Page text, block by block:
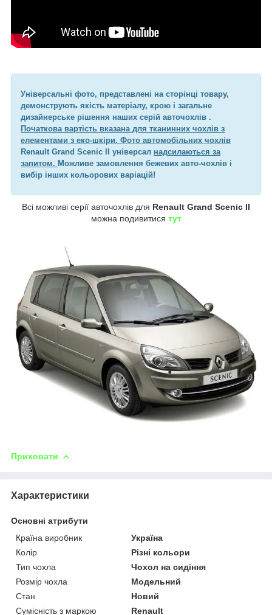
Універсальні фото, представлені на сторінці товару,
демонструють якість матеріалу, крою і загальне
дизайнерське рішення наших серій авточохлів .
Початкова вартість вказана для тканинних чохлів з
елементами з еко-шкіри. Фото автомобільних чохлів
Renault Grand Scenic II універсал надсилаються за
запитом. Можливе замовлення бежевих авто-чохлів і
вибір інших кольорових варіацій!
Всі можливі серії авточохлів для Renault Grand Scenic II
можна подивитися тут
Приховати
Характеристики
Основні атрибути
Країна виробник
Україна
Колір
Різні кольори
Тип чохла
Чохол на сидіння
Розмір чохла
Модельний
Стан
Новий
Сумісність з маркою
Renault